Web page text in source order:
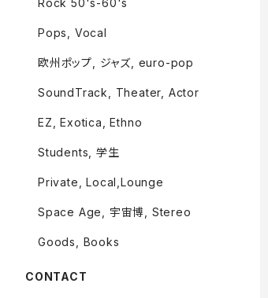
Pops, Vocal
欧州ポップ, ジャズ, euro-pop
SoundTrack, Theater, Actor
EZ, Exotica, Ethno
Students, 学生
Private, Local,Lounge
Space Age, 宇宙博, Stereo
Goods, Books
CONTACT